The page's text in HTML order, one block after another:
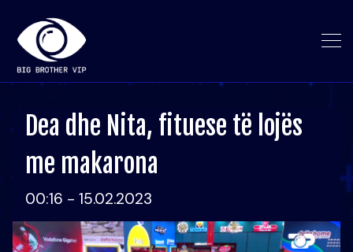
Dea dhe Nita, fituese të lojës
me makarona
00:16 - 15.02.2023